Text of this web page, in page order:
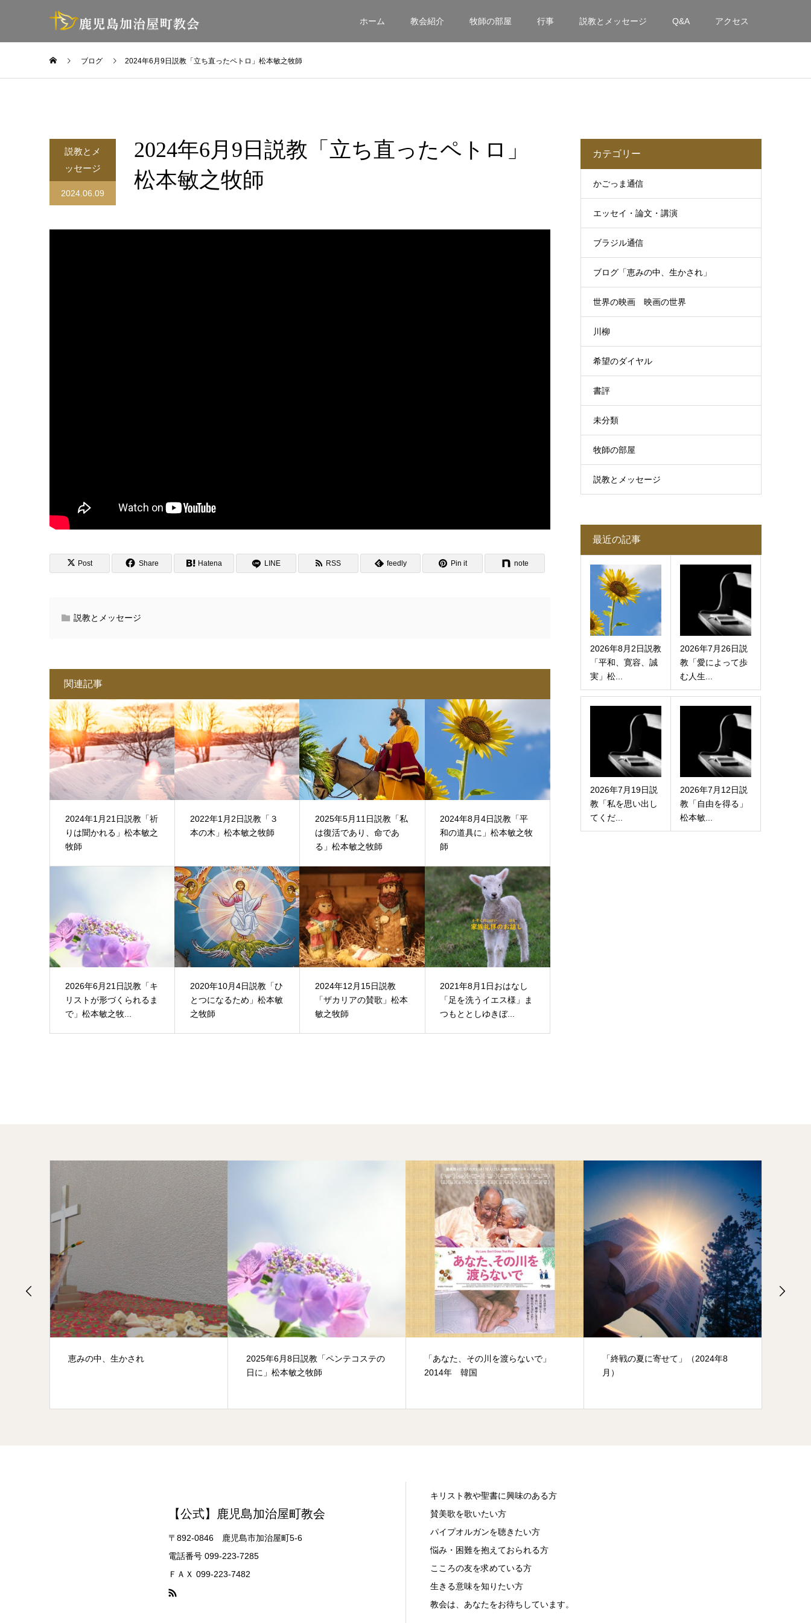
ホーム 教会紹介 牧師の部屋 行事 説教とメッセージ Q&A アクセス
ブログ 2024年6月9日説教「立ち直ったペトロ」松本敏之牧師
説教とメ
ッセージ
2024.06.09
2024年6月9日説教「立ち直ったペトロ」
松本敏之牧師
Post Share Hatena LINE RSS feedly Pin it note
説教とメッセージ
関連記事
2024年1月21日説教「祈
りは聞かれる」松本敏之
牧師
2022年1月2日説教「３
本の木」松本敏之牧師
2025年5月11日説教「私
は復活であり、命であ
る」松本敏之牧師
2024年8月4日説教「平
和の道具に」松本敏之牧
師
2026年6月21日説教「キ
リストが形づくられるま
で」松本敏之牧...
2020年10月4日説教「ひ
とつになるため」松本敏
之牧師
2024年12月15日説教
「ザカリアの賛歌」松本
敏之牧師
2021年8月1日おはなし
「足を洗うイエス様」ま
つもととしゆきぼ...
カテゴリー
かごっま通信
エッセイ・論文・講演
ブラジル通信
ブログ「恵みの中、生かされ」
世界の映画 映画の世界
川柳
希望のダイヤル
書評
未分類
牧師の部屋
説教とメッセージ
最近の記事
2026年8月2日説教
「平和、寛容、誠
実」松...
2026年7月26日説
教「愛によって歩
む人生...
2026年7月19日説
教「私を思い出し
てくだ...
2026年7月12日説
教「自由を得る」
松本敏...
恵みの中、生かされ
2025年6月8日説教「ペンテコステの
日に」松本敏之牧師
「あなた、その川を渡らないで」
2014年 韓国
「終戦の夏に寄せて」（2024年8
月）
【公式】鹿児島加治屋町教会
〒892-0846 鹿児島市加治屋町5-6
電話番号 099-223-7285
ＦＡＸ 099-223-7482
キリスト教や聖書に興味のある方
賛美歌を歌いたい方
パイプオルガンを聴きたい方
悩み・困難を抱えておられる方
こころの友を求めている方
生きる意味を知りたい方
教会は、あなたをお待ちしています。